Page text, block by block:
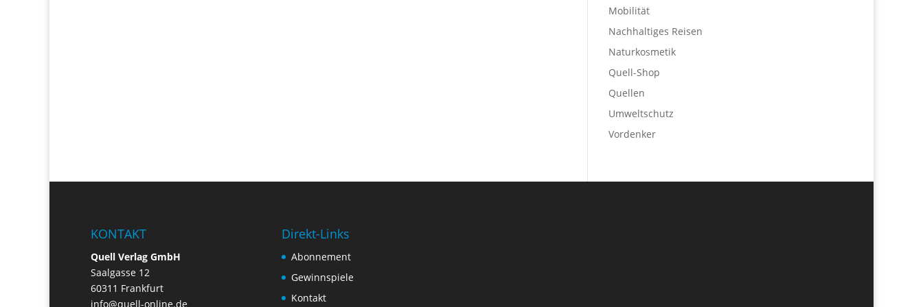
Mobilität
Nachhaltiges Reisen
Naturkosmetik
Quell-Shop
Quellen
Umweltschutz
Vordenker
KONTAKT
Quell Verlag GmbH
Saalgasse 12
60311 Frankfurt
info@quell-online.de
Direkt-Links
Abonnement
Gewinnspiele
Kontakt